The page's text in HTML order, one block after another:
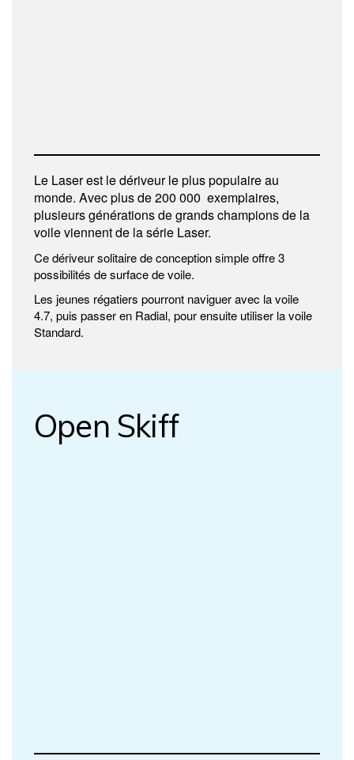
Le Laser est le dériveur le plus populaire au
monde. Avec plus de 200 000 exemplaires,
plusieurs générations de grands champions de la
voile viennent de la série Laser.
Ce dériveur solitaire de conception simple offre 3
possibilités de surface de voile.
Les jeunes régatiers pourront naviguer avec la voile
4.7, puis passer en Radial, pour ensuite utiliser la voile
Standard.
Open Skiff